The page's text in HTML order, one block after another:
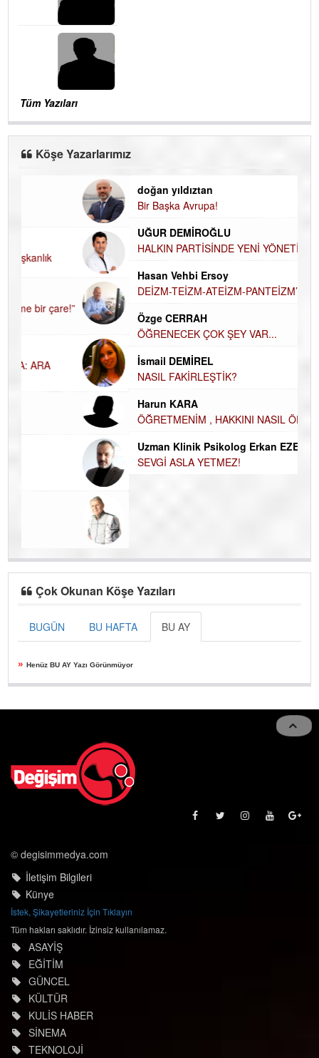
Tüm Yazıları
Köşe Yazarlarımız
doğan yıldıztan
Bir Başka Avrupa!
UĞUR DEMİROĞLU
HALKIN PARTİSİNDE YENİ YÖNETİM BELİRLENDİ…
Hasan Vehbi Ersoy
DEİZM-TEİZM-ATEİZM-PANTEİZM’E BAKIŞ
Özge CERRAH
ÖĞRENECEK ÇOK ŞEY VAR...
İsmail DEMİREL
NASIL FAKİRLEŞTİK?
ÖĞRETMENİM , HAKKINI NASIL ÖDERİM !
Uzman Klinik Psikolog Erkan EZERÇE
SEVGİ ASLA YETMEZ!
Çok Okunan Köşe Yazıları
BUGÜN BU HAFTA BU AY
» Henüz BU AY Yazı Görünmüyor
© degisimmedya.com
İletişim Bilgileri
Künye
İstek, Şikayetleriniz İçin Tıklayın
Tüm hakları saklıdır. İzinsiz kullanılamaz.
ASAYİŞ
EĞİTİM
GÜNCEL
KÜLTÜR
KULİS HABER
SİNEMA
TEKNOLOJİ